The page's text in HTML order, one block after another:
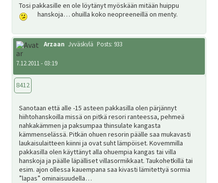
Tosi pakkasille en ole löytänyt myöskään mitään huippu
hanskoja… ohuilla koko neopreeneillä on menty.
Arzaan Jyväskylä Posts: 933
7.12.2011 - 03:19
8412
Sanotaan että alle -15 asteen pakkasilla olen pärjännyt
hiihtohanskoilla missä on pitkä resori ranteessa, pehmeä
nahkakämmen ja paksumpaa thinsulate kangasta
kämmenselässä. Pitkän ohuen resorin päälle saa mukavasti
laukaisulaitteen kiinni ja ovat suht lämpöiset. Kovemmilla
pakkasilla olen käyttänyt alla ohuempia kangas tai villa
hanskoja ja päälle läpälliset villasormikkaat. Taukohetkillä tai
esim. ajon ollessa kauempana saa kivasti lämitettyä sormia
”lapas” ominaisuudella…